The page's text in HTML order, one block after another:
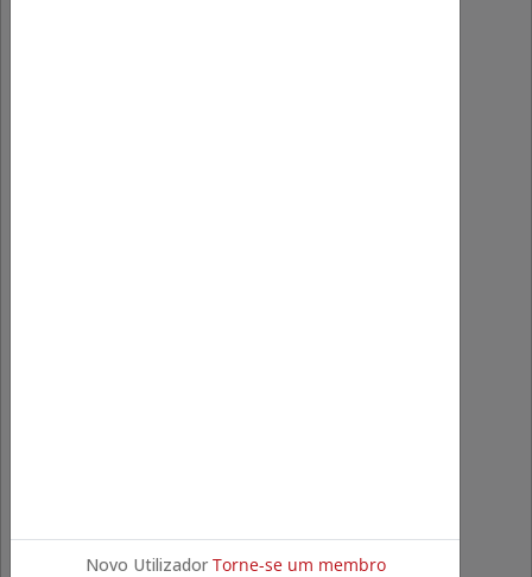
Novo Utilizador Torne-se um membro